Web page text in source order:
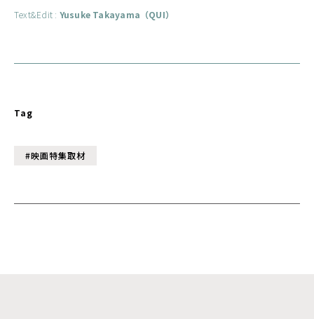
Text&Edit : Yusuke Takayama（QUI）
Tag
#映画特集取材